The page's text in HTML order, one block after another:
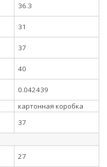
36.3
31
37
40
0.042439
картонная коробка
37
27